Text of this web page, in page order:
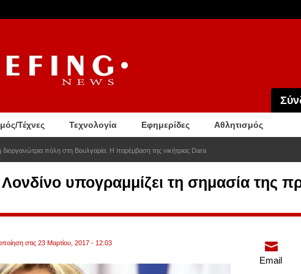
Τέχνες Τεχνολογία Εφημερίδες Αθλητισμός
διοργανώτρια πόλη στη Βουλγαρία. Η παρέμβαση της νικήτριας Dara
υπογραμμίζει τη σημασία της
στις 23 Μαρτίου, 2017 - 12:03
Email